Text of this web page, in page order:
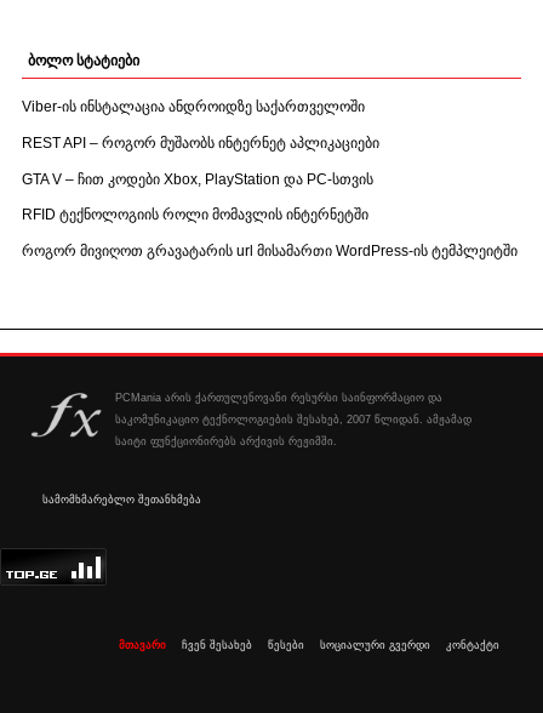
ბოლო სტატიები
Viber-ის ინსტალაცია ანდროიდზე საქართველოში
REST API – როგორ მუშაობს ინტერნეტ აპლიკაციები
GTA V – ჩით კოდები Xbox, PlayStation და PC-სთვის
RFID ტექნოლოგიის როლი მომავლის ინტერნეტში
როგორ მივიღოთ გრავატარის url მისამართი WordPress-ის ტემპლეიტში
PCMania არის ქართულენოვანი რესურსი საინფორმაციო და
საკომუნიკაციო ტექნოლოგიების შესახებ, 2007 წლიდან. ამჟამად
საიტი ფუნქციონირებს არქივის რეჟიმში.
სამომხმარებლო შეთანხმება
მთავარი ჩვენ შესახებ წესები სოციალური გვერდი კონტაქტი